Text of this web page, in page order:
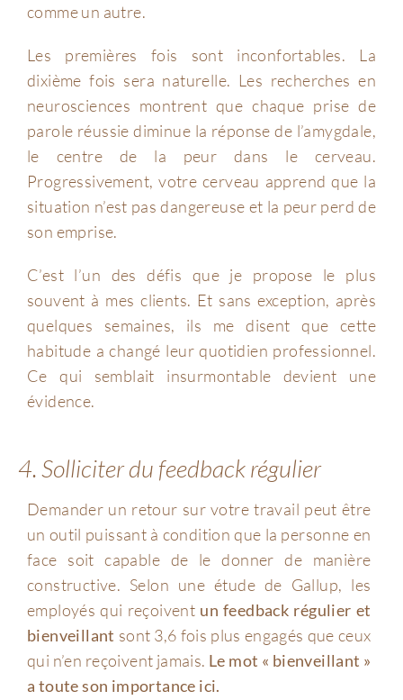
comme un autre.
Les premières fois sont inconfortables. La
dixième fois sera naturelle. Les recherches en
neurosciences montrent que chaque prise de
parole réussie diminue la réponse de l’amygdale,
le centre de la peur dans le cerveau.
Progressivement, votre cerveau apprend que la
situation n’est pas dangereuse et la peur perd de
son emprise.
C’est l’un des défis que je propose le plus
souvent à mes clients. Et sans exception, après
quelques semaines, ils me disent que cette
habitude a changé leur quotidien professionnel.
Ce qui semblait insurmontable devient une
évidence.
4. Solliciter du feedback régulier
Demander un retour sur votre travail peut être
un outil puissant à condition que la personne en
face soit capable de le donner de manière
constructive. Selon une étude de Gallup, les
employés qui reçoivent un feedback régulier et
bienveillant sont 3,6 fois plus engagés que ceux
qui n’en reçoivent jamais. Le mot « bienveillant »
a toute son importance ici.